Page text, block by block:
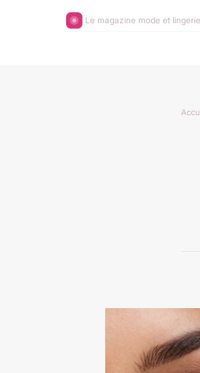
Le magazine mode et